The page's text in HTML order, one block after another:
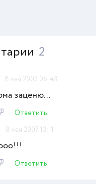
2
8 мая 2007 06:43
заценю...
Ответить
8 мая 2007 13:11
Ответить